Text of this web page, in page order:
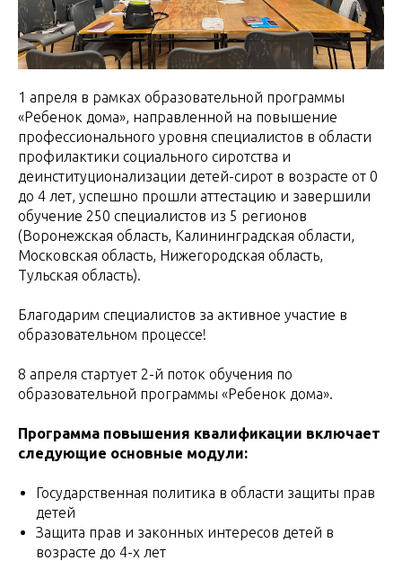
1 апреля в рамках образовательной программы
«Ребенок дома», направленной на повышение
профессионального уровня специалистов в области
профилактики социального сиротства и
деинституционализации детей-сирот в возрасте от 0
до 4 лет, успешно прошли аттестацию и завершили
обучение 250 специалистов из 5 регионов
(Воронежская область, Калининградская области,
Московская область, Нижегородская область,
Тульская область).
Благодарим специалистов за активное участие в
образовательном процессе!
8 апреля стартует 2-й поток обучения по
образовательной программы «Ребенок дома».
Программа повышения квалификации включает
следующие основные модули:
Государственная политика в области защиты прав
детей
Защита прав и законных интересов детей в
возрасте до 4-х лет